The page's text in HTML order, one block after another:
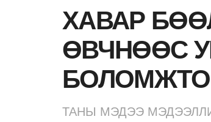
ХАВАР
ӨВЧНӨӨС
ТАНЫ МЭДЭЭ